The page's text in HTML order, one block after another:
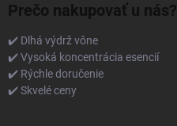
Prečo nakupovať u nás?
✔️ Dlhá výdrž vône
✔️ Vysoká koncentrácia esencií
✔️ Rýchle doručenie
✔️ Skvelé ceny